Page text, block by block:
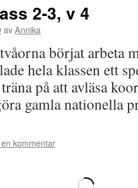
2-3, v 4
avAnnika
börjat arbeta
hela klassen ett
på att avläsa
gamla
kommentar